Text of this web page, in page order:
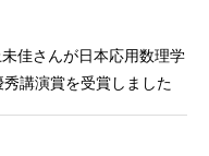
佳さんが日本応用数理学
講演賞を受賞しました